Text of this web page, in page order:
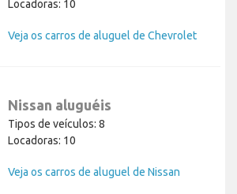
Locadoras: 10
Veja os carros de aluguel de Chevrolet
Nissan aluguéis
Tipos de veículos: 8
Locadoras: 10
Veja os carros de aluguel de Nissan